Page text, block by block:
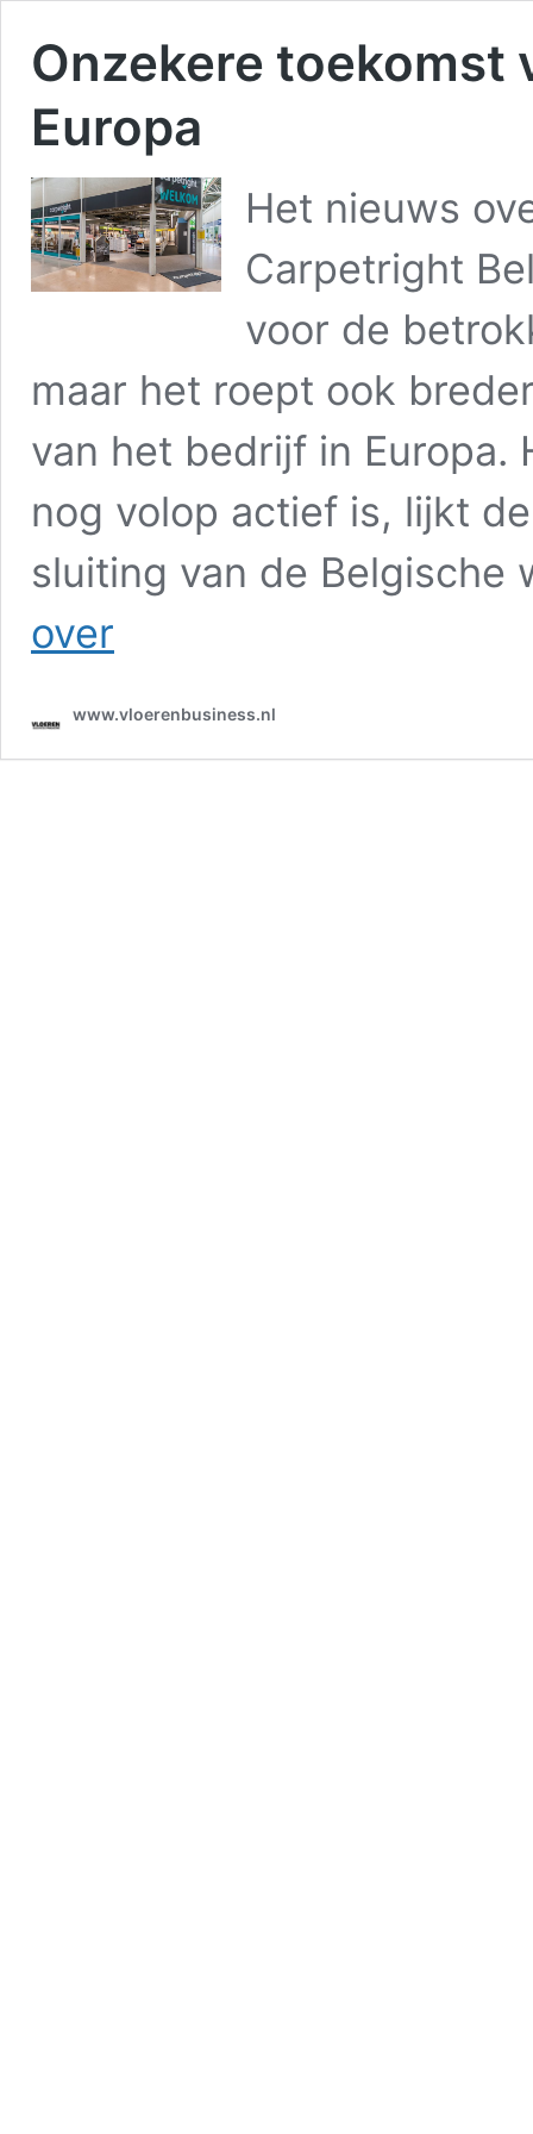
Onzekere toekomst
Europa
Het nieuws
Carpetright
voor de
maar het roept ook
van het bedrijf in Europa.
nog volop actief is, lijkt
sluiting van de
over
in
www.vloerenbusiness.nl